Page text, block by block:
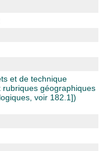
et de technique
rubriques géographiques
voir 182.1])